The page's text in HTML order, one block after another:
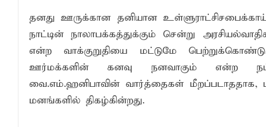
தனது ஊருக்கான தனியான
நாட்டின் நாலாபக்கத்துக்கும் சென்று
என்ற வாக்குறுதியை மட்டுமே
ஊர்மக்களின் கனவு நனவாகும் என்ற
வை.எம்.ஹனிபாவின் வார்த்தைகள் மீறப்படாததாக,
மனங்களில் திகழ்கின்றது.